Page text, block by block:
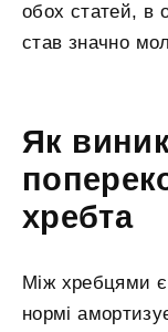
обох статей, в
став значно
Як
хребта
Між хребцями
нормі